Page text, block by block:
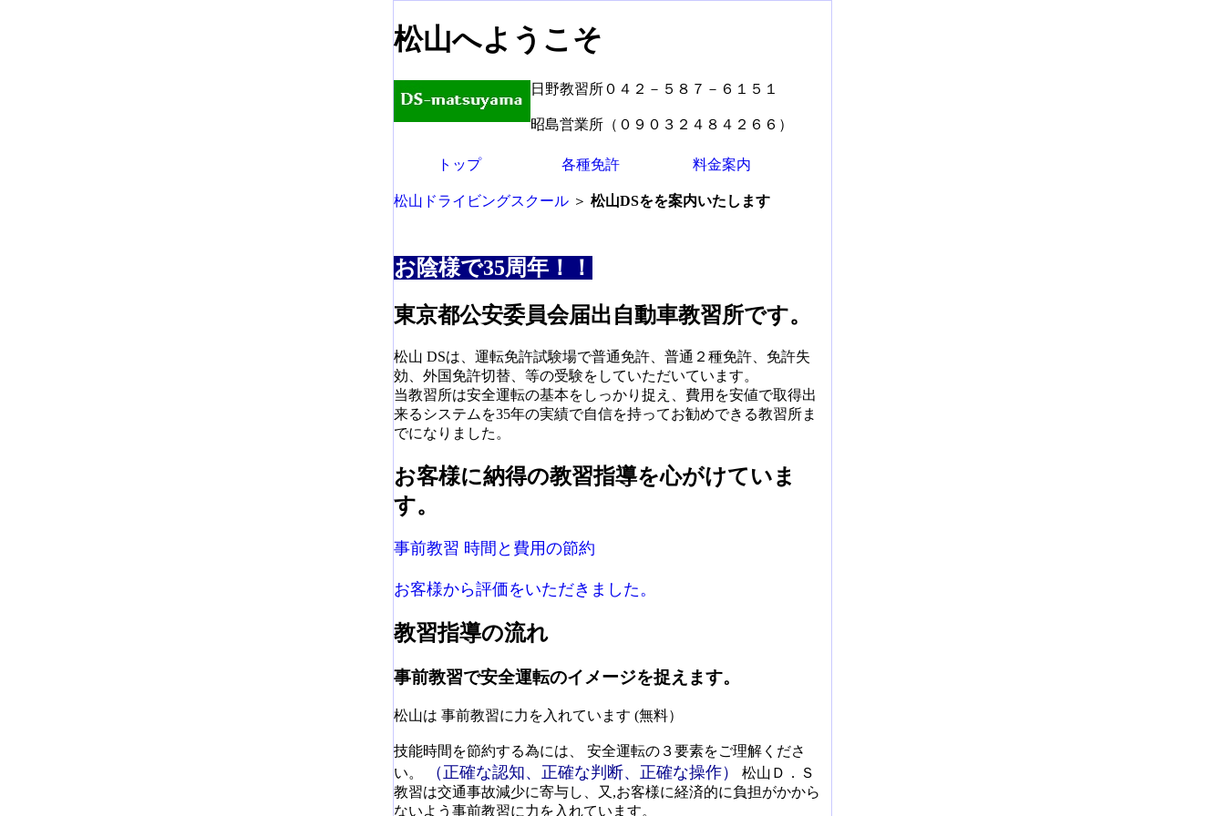
松山へようこそ
日野教習所０４２－５８７－６１５１
昭島営業所（０９０３２４８４２６６）
トップ 各種免許 料金案内
松山ドライビングスクール ＞ 松山DSをを案内いたします
お陰様で35周年！！
東京都公安委員会届出自動車教習所です。
松山 DSは、運転免許試験場で普通免許、普通２種免許、免許失
効、外国免許切替、等の受験をしていただいています。
当教習所は安全運転の基本をしっかり捉え、費用を安値で取得出
来るシステムを35年の実績で自信を持ってお勧めできる教習所ま
でになりました。
お客様に納得の教習指導を心がけていま
す。
事前教習 時間と費用の節約
お客様から評価をいただきました。
教習指導の流れ
事前教習で安全運転のイメージを捉えます。
松山は 事前教習に力を入れています (無料）
技能時間を節約する為には、 安全運転の３要素をご理解くださ
い。
（正確な認知、正確な判断、正確な操作）
松山Ｄ．Ｓ
教習は交通事故減少に寄与し、又,お客様に経済的に負担がかから
ないよう事前教習に力を入れています。